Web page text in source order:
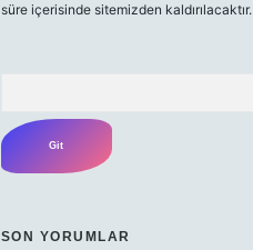
süre içerisinde sitemizden kaldırılacaktır.
SON YORUMLAR